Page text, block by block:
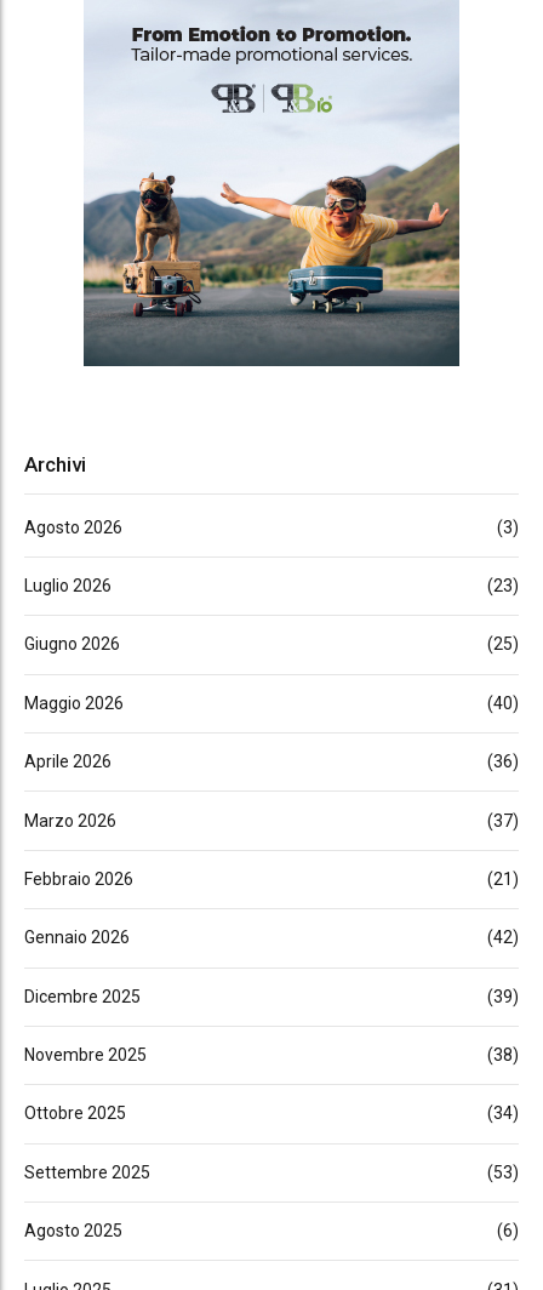
Archivi
Agosto 2026 (3)
Luglio 2026 (23)
Giugno 2026 (25)
Maggio 2026 (40)
Aprile 2026 (36)
Marzo 2026 (37)
Febbraio 2026 (21)
Gennaio 2026 (42)
Dicembre 2025 (39)
Novembre 2025 (38)
Ottobre 2025 (34)
Settembre 2025 (53)
Agosto 2025 (6)